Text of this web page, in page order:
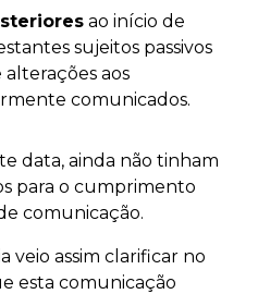
ao início de
sujeitos passivos
aos
comunicados.
data, ainda não tinham
para o cumprimento
comunicação.
veio assim clarificar no
esta comunicação